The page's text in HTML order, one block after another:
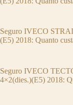
Seguro IVECO
(E5) 2018: Quanto
Seguro IVECO
4×2(dies.)(E5) 2018: